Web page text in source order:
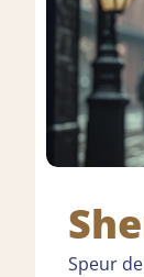
Speur